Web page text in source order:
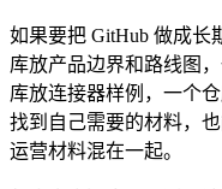
如果要把 GitHub 做成长
库放产品边界和路线图
库放连接器样例，一个
找到自己需要的材料，
运营材料混在一起。